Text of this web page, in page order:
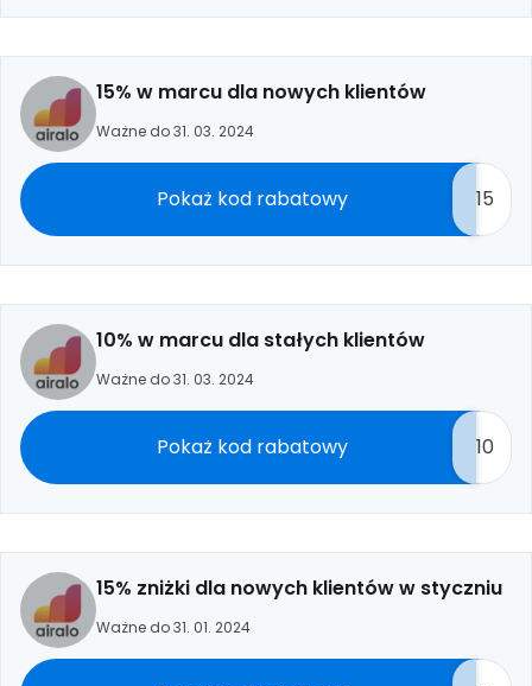
15% w marcu dla nowych klientów
Ważne do 31. 03. 2024
Pokaż kod rabatowy 15
10% w marcu dla stałych klientów
Ważne do 31. 03. 2024
Pokaż kod rabatowy 10
15% zniżki dla nowych klientów w styczniu
Ważne do 31. 01. 2024